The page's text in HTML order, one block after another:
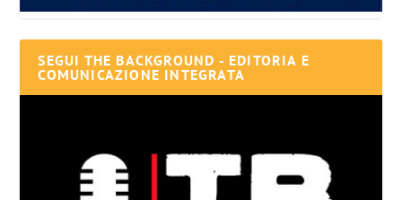
SEGUI THE BACKGROUND - EDITORIA E
COMUNICAZIONE INTEGRATA